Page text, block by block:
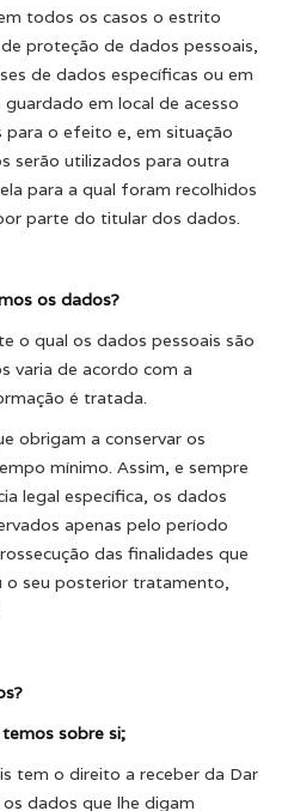
todos os casos o estrito
proteção de dados pessoais,
de dados específicas ou em
em local de acesso
para o efeito e, em situação
serão utilizados para outra
para a qual foram recolhidos
parte do titular dos dados.
os dados?
o qual os dados pessoais são
varia de acordo com a
é tratada.
obrigam a conservar os
mínimo. Assim, e sempre
legal específica, os dados
apenas pelo período
das finalidades que
o seu posterior tratamento,
sobre si;
tem o direito a receber da Dar
dados que lhe digam